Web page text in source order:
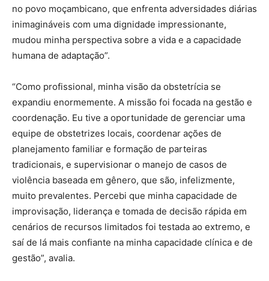
no povo moçambicano, que enfrenta adversidades diárias
inimagináveis com uma dignidade impressionante,
mudou minha perspectiva sobre a vida e a capacidade
humana de adaptação”.
“Como profissional, minha visão da obstetrícia se
expandiu enormemente. A missão foi focada na gestão e
coordenação. Eu tive a oportunidade de gerenciar uma
equipe de obstetrizes locais, coordenar ações de
planejamento familiar e formação de parteiras
tradicionais, e supervisionar o manejo de casos de
violência baseada em gênero, que são, infelizmente,
muito prevalentes. Percebi que minha capacidade de
improvisação, liderança e tomada de decisão rápida em
cenários de recursos limitados foi testada ao extremo, e
saí de lá mais confiante na minha capacidade clínica e de
gestão”, avalia.